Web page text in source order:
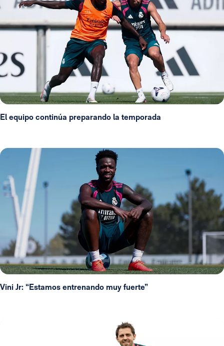
El equipo continúa preparando la temporada
Vini Jr: “Estamos entrenando muy fuerte”